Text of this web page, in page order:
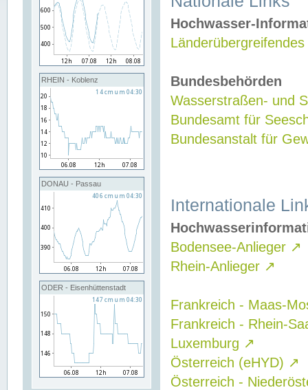
RHEIN - Koblenz
DONAU - Passau
ODER - Eisenhüttenstadt
Hochwasser-
Bundesbehörden
Wasserstraßen- und
Bundesamt für
Bundesanstalt für
Internationale
Bodensee-Anlieger ↗
Rhein-Anlieger ↗
Frankreich - Maas-
Frankreich - Rhein-
Luxemburg ↗
Österreich (eHYD) ↗
Österreich -